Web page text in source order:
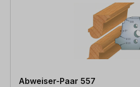
Abweiser-Paar 557